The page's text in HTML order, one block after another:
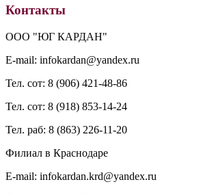
Контакты
ООО "ЮГ КАРДАН"
E-mail: infokardan@yandex.ru
Тел. сот: 8 (906) 421-48-86
Тел. сот: 8 (918) 853-14-24
Тел. раб: 8 (863) 226-11-20
Филиал в Краснодаре
E-mail: infokardan.krd@yandex.ru